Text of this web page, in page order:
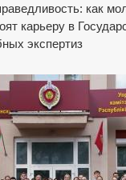
как
карьеру в
экспертиз